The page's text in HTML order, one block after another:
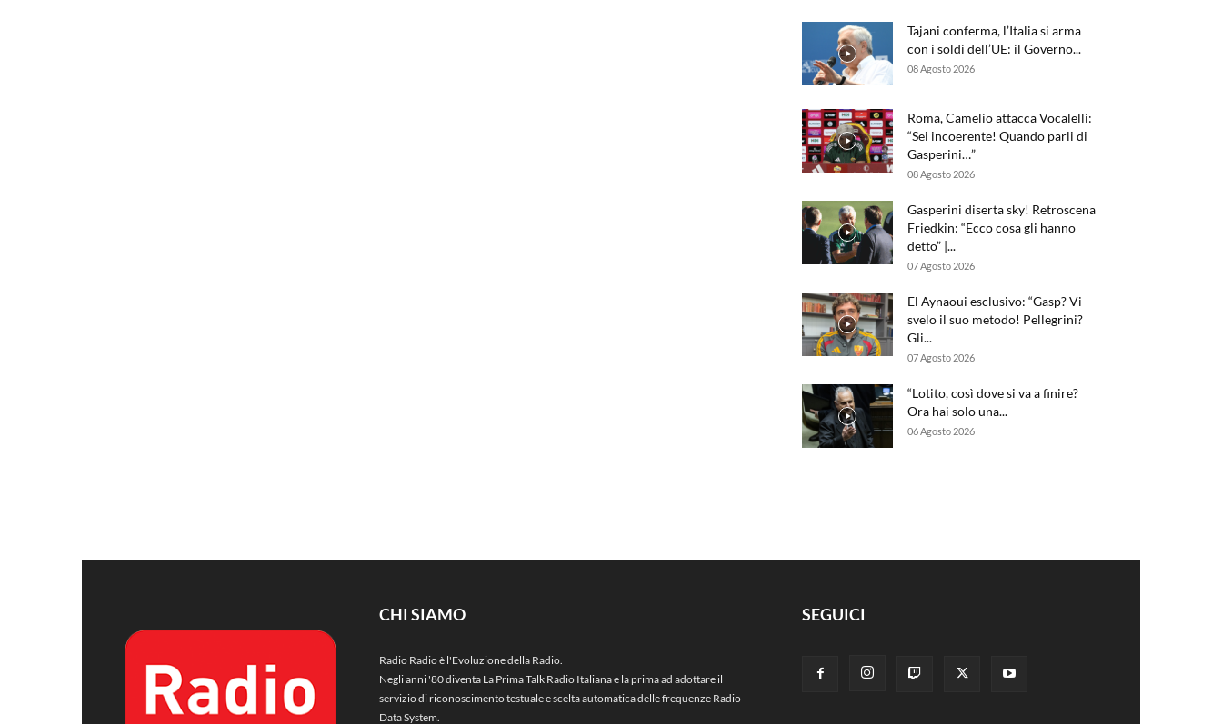
Tajani conferma, l’Italia si arma
con i soldi dell’UE: il Governo...
08 Agosto 2026
Roma, Camelio attacca Vocalelli:
“Sei incoerente! Quando parli di
Gasperini…”
08 Agosto 2026
Gasperini diserta sky! Retroscena
Friedkin: “Ecco cosa gli hanno
detto” |...
07 Agosto 2026
El Aynaoui esclusivo: “Gasp? Vi
svelo il suo metodo! Pellegrini?
Gli...
07 Agosto 2026
“Lotito, così dove si va a finire?
Ora hai solo una...
06 Agosto 2026
CHI SIAMO
Radio Radio è l'Evoluzione della Radio.
Negli anni '80 diventa La Prima Talk Radio Italiana e la prima ad adottare il
servizio di riconoscimento testuale e scelta automatica delle frequenze Radio
Data System.
SEGUICI